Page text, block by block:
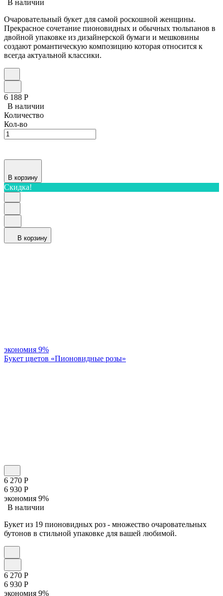
В наличии
Очаровательный букет для самой роскошной женщины.
Прекрасное сочетание пионовидных и обычных тюльпанов в
двойной упаковке из дизайнерской бумаги и мешковины
создают романтическую композицию которая относится к
всегда актуальной классики.
6 188 Р
В наличии
Количество
Кол-во
В корзину
Скидка!
В корзину
экономия 9%
Букет цветов «Пионовидные розы»
6 270 Р
6 930 Р
экономия 9%
В наличии
Букет из 19 пионовидных роз - множество очаровательных
бутонов в стильной упаковке для вашей любимой.
6 270 Р
6 930 Р
экономия 9%